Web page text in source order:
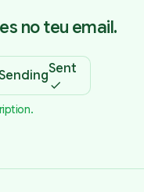
no teu email.
Sent